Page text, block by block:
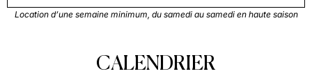
Location d’une semaine minimum, du samedi au samedi en haute saison
CALENDRIER